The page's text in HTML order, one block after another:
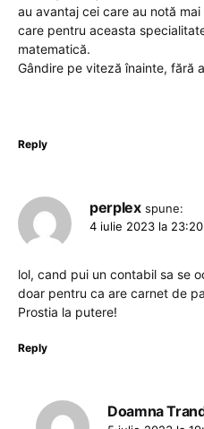
au avantaj cei care au notă
care pentru aceasta
matematică.
Gândire pe viteză înainte, fără
Reply
perplex spune:
4 iulie 2023 la 23:20
lol, cand pui un contabil sa se
doar pentru ca are carnet de
Prostia la putere!
Reply
Doamna